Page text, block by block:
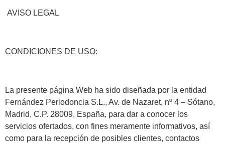
AVISO LEGAL
CONDICIONES DE USO:
La presente página Web ha sido diseñada por la entidad
Fernández Periodoncia S.L., Av. de Nazaret, nº 4 – Sótano,
Madrid, C.P. 28009, España, para dar a conocer los
servicios ofertados, con fines meramente informativos, así
como para la recepción de posibles clientes, contactos